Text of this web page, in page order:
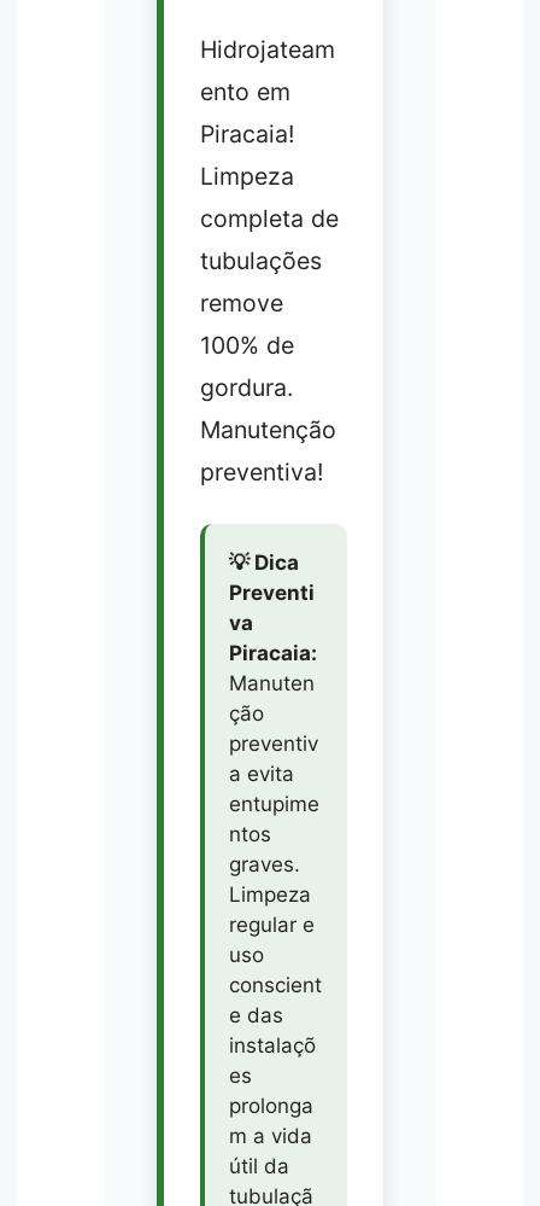
Hidrojateam
ento em
Piracaia!
Limpeza
completa de
tubulações
remove
100% de
gordura.
Manutenção
preventiva!
💡 Dica
Preventi
va
Piracaia:
Manuten
ção
preventiv
a evita
entupime
ntos
graves.
Limpeza
regular e
uso
conscient
e das
instalaçõ
es
prolonga
m a vida
útil da
tubulaçã